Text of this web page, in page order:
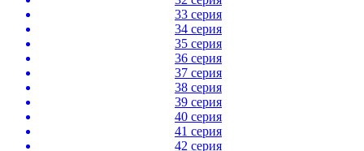
33 серия
34 серия
35 серия
36 серия
37 серия
38 серия
39 серия
40 серия
41 серия
42 серия